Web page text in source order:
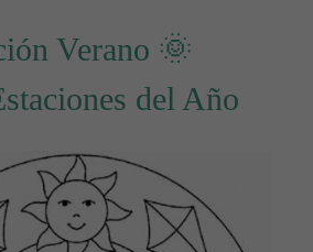
Verano 🌞
del Año